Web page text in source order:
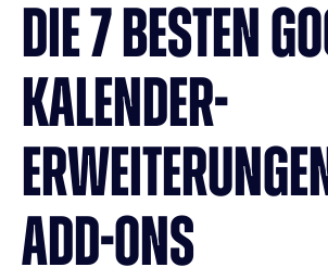
DIE 7 BESTEN
KALENDER-
ADD-ONS